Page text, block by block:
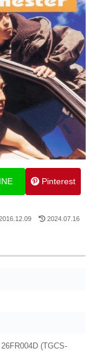
Pinterest
2024.07.16
(TGCS-